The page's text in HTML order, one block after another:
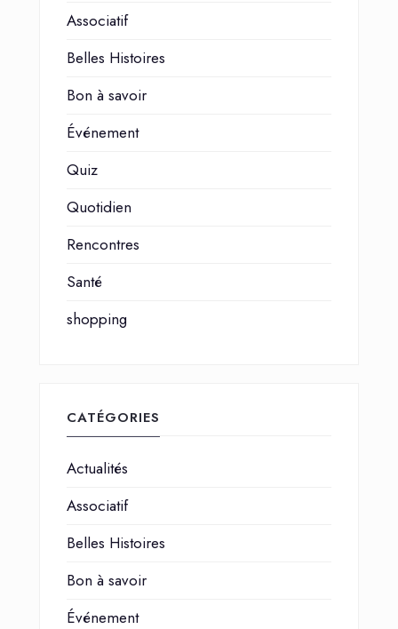
Associatif
Belles Histoires
Bon à savoir
Événement
Quiz
Quotidien
Rencontres
Santé
shopping
CATÉGORIES
Actualités
Associatif
Belles Histoires
Bon à savoir
Événement